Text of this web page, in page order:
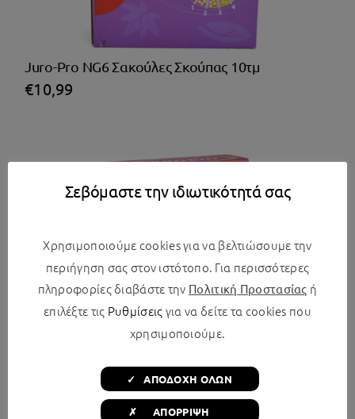
Juro-Pro NG6 Σακούλες Σκούπας 10τμ
€10,99
Σεβόμαστε την ιδιωτικότητά σας
Χρησιμοποιούμε cookies για να βελτιώσουμε την
περιήγηση σας στον ιστότοπο. Για περισσότερες
πληροφορίες διαβάστε την Πολιτική Προστασίας ή
επιλέξτε τις Ρυθμίσειςγια να δείτε τα cookies που
χρησιμοποιούμε.
✓ ΑΠΟΔΟΧΗ ΟΛΩΝ
✗ ΑΠΟΡΡΙΨΗ